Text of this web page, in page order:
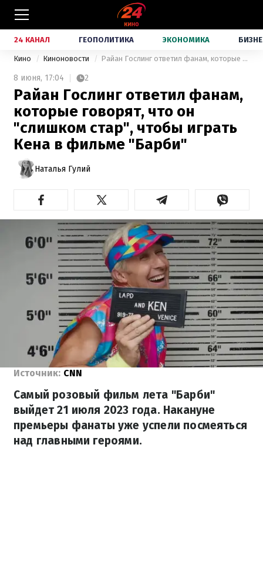
24 КАНАЛ ГЕОПОЛИТИКА ЭКОНОМИКА
Кино Киноновости Райан Гослинг ответил фанам, которые говорят, что он "слишком стар", чтобы играть Кена в фильме "Барби"
8 июня, 17:04 2
Райан Гослинг ответил фанам,
которые говорят, что он
"слишком стар", чтобы играть
Кена в фильме "Барби"
Наталья Гулий
Источник: CNN
Самый розовый фильм лета "Барби"
выйдет 21 июля 2023 года. Накануне
премьеры фанаты уже успели посмеяться
над главными героями.